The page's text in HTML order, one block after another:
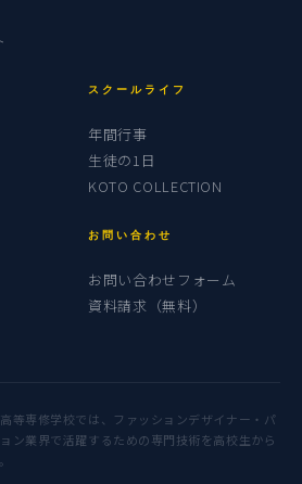
スクールライフ
年間行事
生徒の1日
KOTO COLLECTION
お問い合わせ
お問い合わせフォーム
資料請求（無料）
等専修学校では、ファッションデザイナー・パ
ン業界で活躍するための専門技術を高校生から